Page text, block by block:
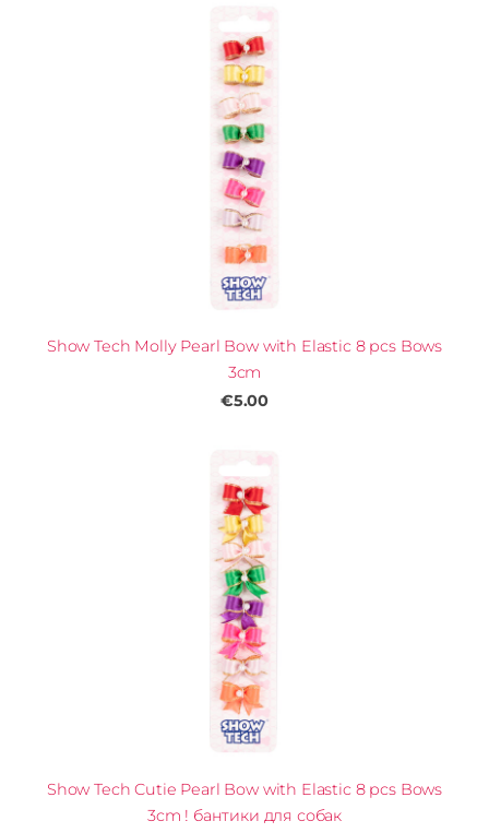
Show Tech Molly Pearl Bow with Elastic 8 pcs Bows
3cm
€5.00
Show Tech Cutie Pearl Bow with Elastic 8 pcs Bows
3cm ! бантики для собак